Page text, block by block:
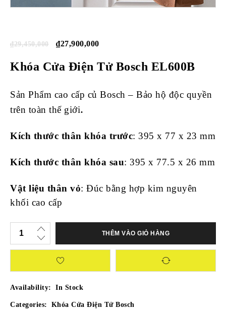
₫29,450,000 ₫27,900,000
Khóa Cửa Điện Tử Bosch EL600B
Sản Phẩm cao cấp củ Bosch – Bảo hộ độc quyền
trên toàn thế giới.
Kích thước thân khóa trước: 395 x 77 x 23 mm
Kích thước thân khóa sau: 395 x 77.5 x 26 mm
Vật liệu thân vỏ: Đúc bằng hợp kim nguyên
khối cao cấp
THÊM VÀO GIỎ HÀNG
Availability: In Stock
Categories: Khóa Cửa Điện Tử Bosch